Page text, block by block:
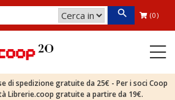
(0)
di spedizione gratuite da 25€ - Per i soci Coop
Librerie.coop gratuite a partire da 19€.